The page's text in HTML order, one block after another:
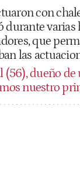
con
durante
que
las
(56), dueño
nuestro